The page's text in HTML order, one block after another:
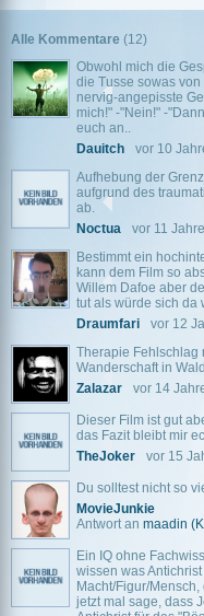
Alle Kommentare (12)
Obwohl mich die
die Tusse sowas
nervig-angepisste
mich!" -"Nein!" -
euch an..
Dauitch
vor 10
Aufhebung der
aufgrund des
ab.
Noctua
vor 11
Bestimmt ein
kann dem Film so
Willem Dafoe aber
tut als würde sich da
Draumfari
vor 12
Therapie Fehlschlag
Wanderschaft in
Zalazar
vor 14
Dieser Film ist gut
das Fazit bleibt mir
TheJoker
vor 15
Du solltest nicht so
MovieJunkie
Antwort an maadin
Ein IQ ohne
wissen was
Macht/Figur/
jetzt mal sage, dass